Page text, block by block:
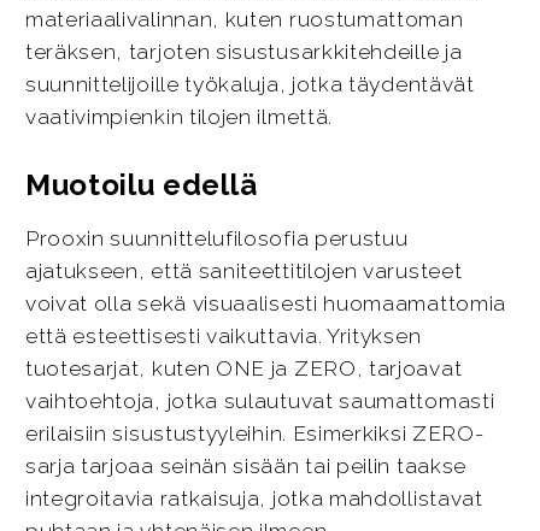
materiaalivalinnan, kuten ruostumattoman
teräksen, tarjoten sisustusarkkitehdeille ja
suunnittelijoille työkaluja, jotka täydentävät
vaativimpienkin tilojen ilmettä.
Muotoilu edellä
Prooxin suunnittelufilosofia perustuu
ajatukseen, että saniteettitilojen varusteet
voivat olla sekä visuaalisesti huomaamattomia
että esteettisesti vaikuttavia. Yrityksen
tuotesarjat, kuten ONE ja ZERO, tarjoavat
vaihtoehtoja, jotka sulautuvat saumattomasti
erilaisiin sisustustyyleihin. Esimerkiksi ZERO-
sarja tarjoaa seinän sisään tai peilin taakse
integroitavia ratkaisuja, jotka mahdollistavat